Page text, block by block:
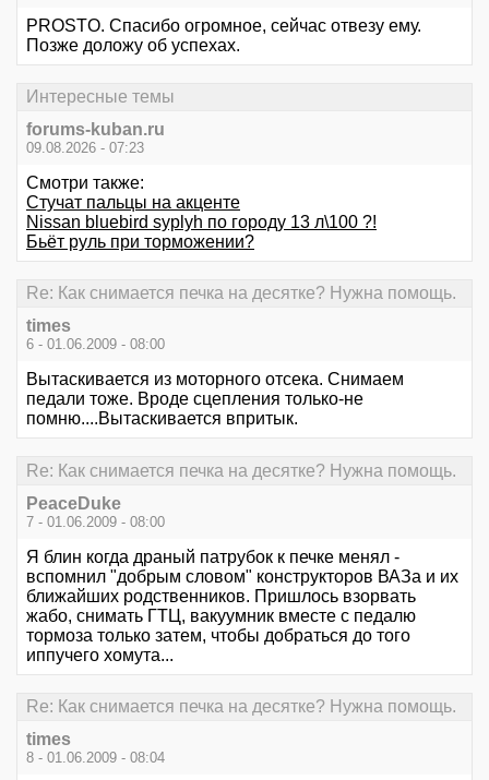
PROSTO. Спасибо огромное, сейчас отвезу ему.
Позже доложу об успехах.
Интересные темы
forums-kuban.ru
09.08.2026 - 07:23
Смотри также:
Стучат пальцы на акценте
Nissan bluebird syplyh по городу 13 л\100 ?!
Бьёт руль при торможении?
Re: Как снимается печка на десятке? Нужна помощь.
times
6 - 01.06.2009 - 08:00
Вытаскивается из моторного отсека. Снимаем
педали тоже. Вроде сцепления только-не
помню....Вытаскивается впритык.
Re: Как снимается печка на десятке? Нужна помощь.
PeaceDuke
7 - 01.06.2009 - 08:00
Я блин когда драный патрубок к печке менял -
вспомнил "добрым словом" конструкторов ВАЗа и их
ближайших родственников. Пришлось взорвать
жабо, снимать ГТЦ, вакуумник вместе с педалю
тормоза только затем, чтобы добраться до того
иппучего хомута...
Re: Как снимается печка на десятке? Нужна помощь.
times
8 - 01.06.2009 - 08:04